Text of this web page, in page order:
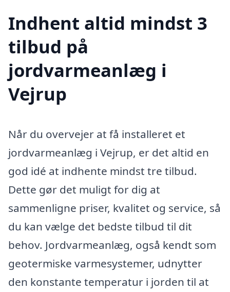
Indhent altid mindst 3
tilbud på
jordvarmeanlæg i
Vejrup
Når du overvejer at få installeret et
jordvarmeanlæg i Vejrup, er det altid en
god idé at indhente mindst tre tilbud.
Dette gør det muligt for dig at
sammenligne priser, kvalitet og service, så
du kan vælge det bedste tilbud til dit
behov. Jordvarmeanlæg, også kendt som
geotermiske varmesystemer, udnytter
den konstante temperatur i jorden til at